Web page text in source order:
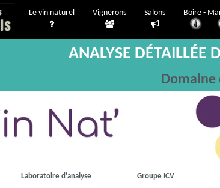
Le vin naturel Vignerons Salons Boire -
ANALYSE DÉTAILLÉE
Domaine
Laboratoire d'analyse Groupe ICV